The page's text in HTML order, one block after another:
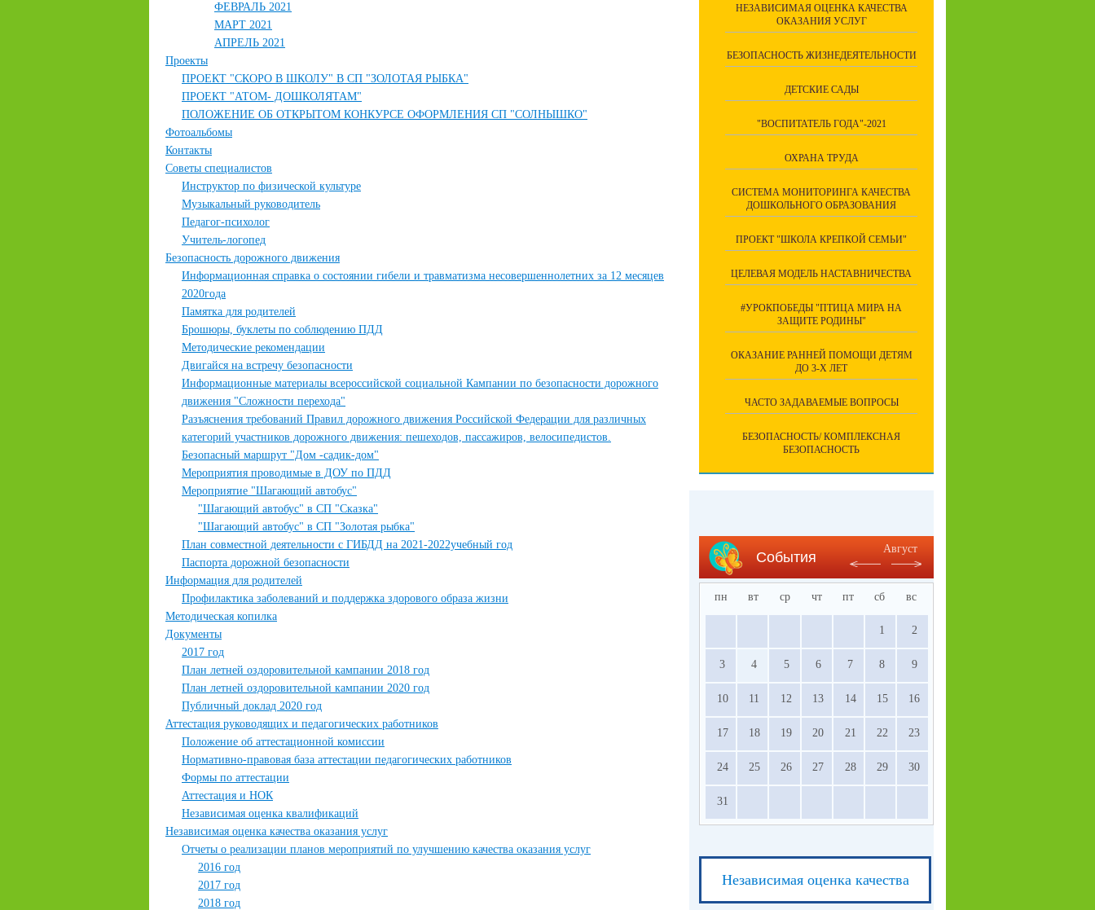
ФЕВРАЛЬ 2021
МАРТ 2021
АПРЕЛЬ 2021
Проекты
ПРОЕКТ "СКОРО В ШКОЛУ" В СП "ЗОЛОТАЯ РЫБКА"
ПРОЕКТ "АТОМ- ДОШКОЛЯТАМ"
ПОЛОЖЕНИЕ ОБ ОТКРЫТОМ КОНКУРСЕ ОФОРМЛЕНИЯ СП "СОЛНЫШКО"
Фотоальбомы
Контакты
Советы специалистов
Инструктор по физической культуре
Музыкальный руководитель
Педагог-психолог
Учитель-логопед
Безопасность дорожного движения
Информационная справка о состоянии гибели и травматизма несовершеннолетних за 12 месяцев
2020года
Памятка для родителей
Брошюры, буклеты по соблюдению ПДД
Методические рекомендации
Двигайся на встречу безопасности
Информационные материалы всероссийской социальной Кампании по безопасности дорожного
движения "Сложности перехода"
Разъяснения требований Правил дорожного движения Российской Федерации для различных
категорий участников дорожного движения: пешеходов, пассажиров, велосипедистов.
Безопасный маршрут "Дом -садик-дом"
Мероприятия проводимые в ДОУ по ПДД
Мероприятие "Шагающий автобус"
"Шагающий автобус" в СП "Сказка"
"Шагающий автобус" в СП "Золотая рыбка"
План совместной деятельности с ГИБДД на 2021-2022учебный год
Паспорта дорожной безопасности
Информация для родителей
Профилактика заболеваний и поддержка здорового образа жизни
Методическая копилка
Документы
2017 год
План летней оздоровительной кампании 2018 год
План летней оздоровительной кампании 2020 год
Публичный доклад 2020 год
Аттестация руководящих и педагогических работников
Положение об аттестационной комиссии
Нормативно-правовая база аттестации педагогических работников
Формы по аттестации
Аттестация и НОК
Независимая оценка квалификаций
Независимая оценка качества оказания услуг
Отчеты о реализации планов мероприятий по улучшению качества оказания услуг
2016 год
2017 год
2018 год
НЕЗАВИСИМАЯ ОЦЕНКА КАЧЕСТВА
ОКАЗАНИЯ УСЛУГ
БЕЗОПАСНОСТЬ ЖИЗНЕДЕЯТЕЛЬНОСТИ
ДЕТСКИЕ САДЫ
"ВОСПИТАТЕЛЬ ГОДА"-2021
ОХРАНА ТРУДА
СИСТЕМА МОНИТОРИНГА КАЧЕСТВА
ДОШКОЛЬНОГО ОБРАЗОВАНИЯ
ПРОЕКТ "ШКОЛА КРЕПКОЙ СЕМЬИ"
ЦЕЛЕВАЯ МОДЕЛЬ НАСТАВНИЧЕСТВА
#УРОКПОБЕДЫ "ПТИЦА МИРА НА
ЗАЩИТЕ РОДИНЫ"
ОКАЗАНИЕ РАННЕЙ ПОМОЩИ ДЕТЯМ
ДО 3-Х ЛЕТ
ЧАСТО ЗАДАВАЕМЫЕ ВОПРОСЫ
БЕЗОПАСНОСТЬ/ КОМПЛЕКСНАЯ
БЕЗОПАСНОСТЬ
События
Август
пн вт ср чт пт сб вс
1 2
3 4 5 6 7 8 9
10 11 12 13 14 15 16
17 18 19 20 21 22 23
24 25 26 27 28 29 30
31
Независимая оценка качества